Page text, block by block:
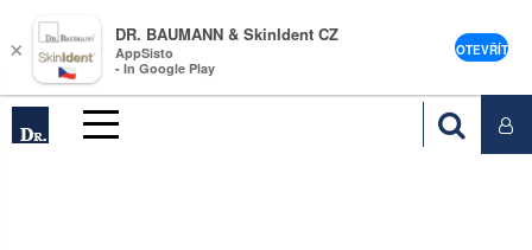
×
DR. BAUMANN & SkinIdent CZ
AppSisto
- In Google Play
OTEVŘÍT